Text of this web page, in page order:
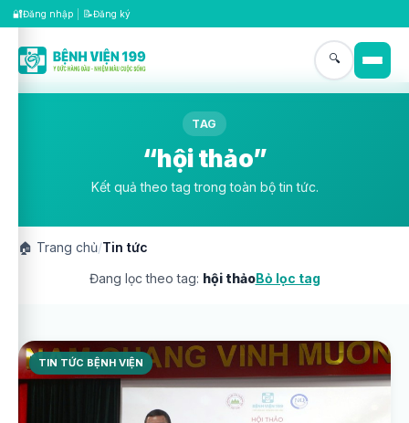
🔐Đăng nhập 📝Đăng ký
🔍
TAG
“hội thảo”
Kết quả theo tag trong toàn bộ tin tức.
🏠 Trang chủ/Tin tức
Đang lọc theo tag: hội thảoBỏ lọc tag
TIN TỨC BỆNH VIỆN